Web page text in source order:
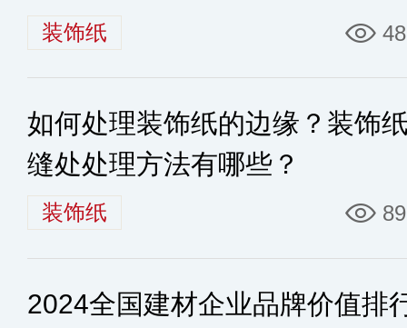
装饰纸 48
如何处理装饰纸的边缘？装饰
缝处处理方法有哪些？
装饰纸 89
2024全国建材企业品牌价值排